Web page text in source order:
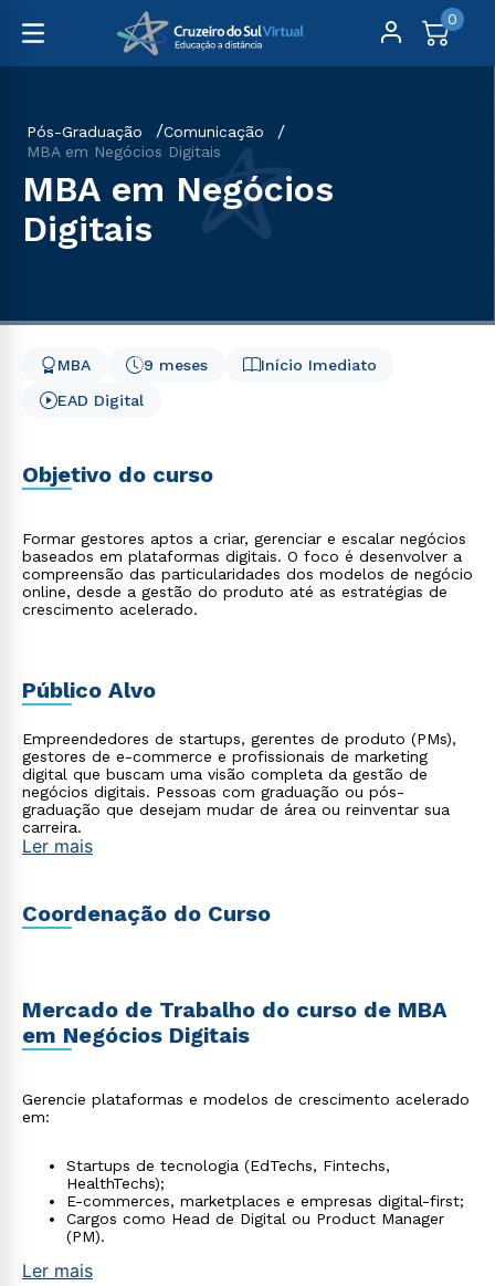
0
Pós-Graduação
Comunicação
MBA em Negócios Digitais
MBA em Negócios
Digitais
Início Imediato
9 meses
MBA
EAD Digital
Objetivo do curso
Formar gestores aptos a criar, gerenciar e escalar negócios
baseados em plataformas digitais. O foco é desenvolver a
compreensão das particularidades dos modelos de negócio
online, desde a gestão do produto até as estratégias de
crescimento acelerado.
Público Alvo
Empreendedores de startups, gerentes de produto (PMs),
gestores de e-commerce e profissionais de marketing
digital que buscam uma visão completa da gestão de
negócios digitais. Pessoas com graduação ou pós-
graduação que desejam mudar de área ou reinventar sua
carreira.
Ler mais
Coordenação do Curso
Mercado de Trabalho do curso de MBA
em Negócios Digitais
Gerencie plataformas e modelos de crescimento acelerado
em:
Startups de tecnologia (EdTechs, Fintechs,
HealthTechs);
E-commerces, marketplaces e empresas digital-first;
Cargos como Head de Digital ou Product Manager
(PM).
Ler mais